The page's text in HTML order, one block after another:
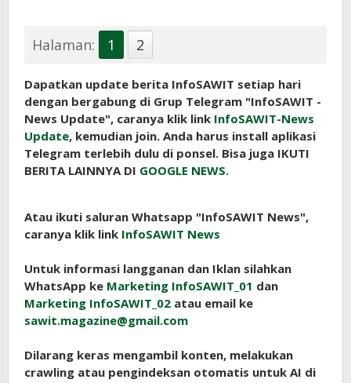
Halaman: 1 2
Dapatkan update berita InfoSAWIT setiap hari
dengan bergabung di Grup Telegram "InfoSAWIT -
News Update", caranya klik link InfoSAWIT-News
Update, kemudian join. Anda harus install aplikasi
Telegram terlebih dulu di ponsel. Bisa juga IKUTI
BERITA LAINNYA DI GOOGLE NEWS.
Atau ikuti saluran Whatsapp "InfoSAWIT News",
caranya klik link InfoSAWIT News
Untuk informasi langganan dan Iklan silahkan
WhatsApp ke Marketing InfoSAWIT_01 dan
Marketing InfoSAWIT_02 atau email ke
sawit.magazine@gmail.com
Dilarang keras mengambil konten, melakukan
crawling atau pengindeksan otomatis untuk AI di